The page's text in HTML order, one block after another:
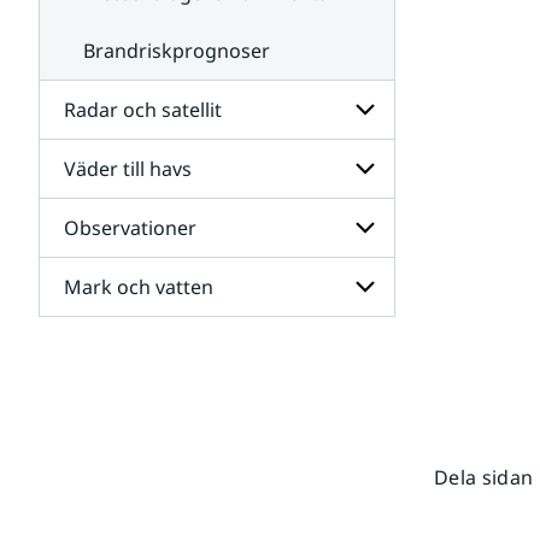
Brandriskprognoser
Radar och satellit
Undersidor
för
Radar
och
satellit
Väder till havs
Undersidor
för
Väder
till
havs
Observationer
Undersidor
för
Mark och vatten
Dela sidan